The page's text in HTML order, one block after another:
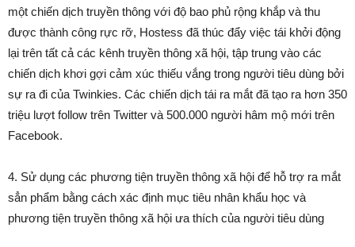
một chiến dịch truyền thông với độ bao phủ rộng khắp và thu
được thành công rực rỡ, Hostess đã thúc đẩy việc tái khởi động
lại trên tất cả các kênh truyền thông xã hội, tập trung vào các
chiến dịch khơi gợi cảm xúc thiếu vắng trong người tiêu dùng bởi
sự ra đi của Twinkies. Các chiến dịch tái ra mắt đã tạo ra hơn 350
triệu lượt follow trên Twitter và 500.000 người hâm mộ mới trên
Facebook.
4. Sử dụng các phương tiện truyền thông xã hội để hỗ trợ ra mắt
sẳn phẩm bằng cách xác định mục tiêu nhân khẩu học và
phương tiện truyền thông xã hội ưa thích của người tiêu dùng